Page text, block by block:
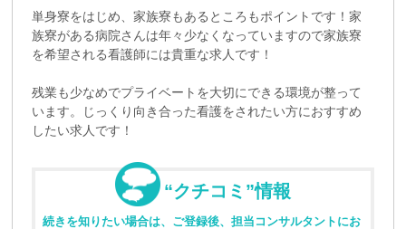
単身寮をはじめ、家族寮もあるところもポイントです！家
族寮がある病院さんは年々少なくなっていますので家族寮
を希望される看護師には貴重な求人です！
残業も少なめでプライベートを大切にできる環境が整って
います。じっくり向き合った看護をされたい方におすすめ
したい求人です！
“クチコミ”情報
続きを知りたい場合は、ご登録後、担当コンサルタントにお